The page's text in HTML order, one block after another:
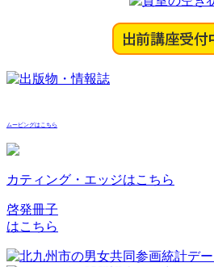
ムービングはこちら
カティング・エッジはこちら
啓発冊子
はこちら